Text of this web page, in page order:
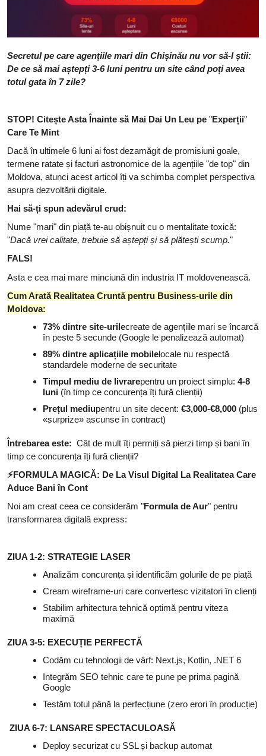
Secretul pe care agențiile mari din Chișinău nu vor să-l știi:
De ce să mai aștepți 3-6 luni pentru un site când poți avea
totul gata în 7 zile?
STOP! Citește Asta Înainte să Mai Dai Un Leu pe "Experții"
Care Te Mint
Dacă în ultimele 6 luni ai fost dezamăgit de promisiuni goale,
termene ratate și facturi astronomice de la agențiile "de top" din
Moldova, atunci acest articol îți va schimba complet perspectiva
asupra dezvoltării digitale.
Hai să-ți spun adevărul crud:
Nume "mari" din piață te-au obișnuit cu o mentalitate toxică:
"Dacă vrei calitate, trebuie să aștepți și să plătești scump."
FALS!
Asta e cea mai mare minciună din industria IT moldovenească.
Cum Arată Realitatea Cruntă pentru Business-urile din
Moldova:
73% dintre site-urilecreate de agențiile mari se încarcă
în peste 5 secunde (Google le penalizează automat)
89% dintre aplicațiile mobilelocale nu respectă
standardele moderne de securitate
Timpul mediu de livrarepentru un proiect simplu: 4-8
luni (în timp ce concurența îți fură clienții)
Prețul mediupentru un site decent: €3,000-€8,000 (plus
«surprize» ascunse în contract)
Întrebarea este: Cât de mult îți permiți să pierzi timp și bani în
timp ce concurența îți fură clienții?
⚡FORMULA MAGICĂ: De La Visul Digital La Realitatea Care
Aduce Bani în Cont
Noi am creat ceea ce considerăm "Formula de Aur" pentru
transformarea digitală express:
ZIUA 1-2: STRATEGIE LASER
Analizăm concurența și identificăm golurile de pe piață
Cream wireframe-uri care convertesc vizitatori în clienți
Stabilim arhitectura tehnică optimă pentru viteza
maximă
ZIUA 3-5: EXECUȚIE PERFECTĂ
Codăm cu tehnologii de vârf: Next.js, Kotlin, .NET 6
Integrăm SEO tehnic care te pune pe prima pagină
Google
Testăm totul până la perfecțiune (zero erori în producție)
ZIUA 6-7: LANSARE SPECTACULOASĂ
Deploy securizat cu SSL și backup automat